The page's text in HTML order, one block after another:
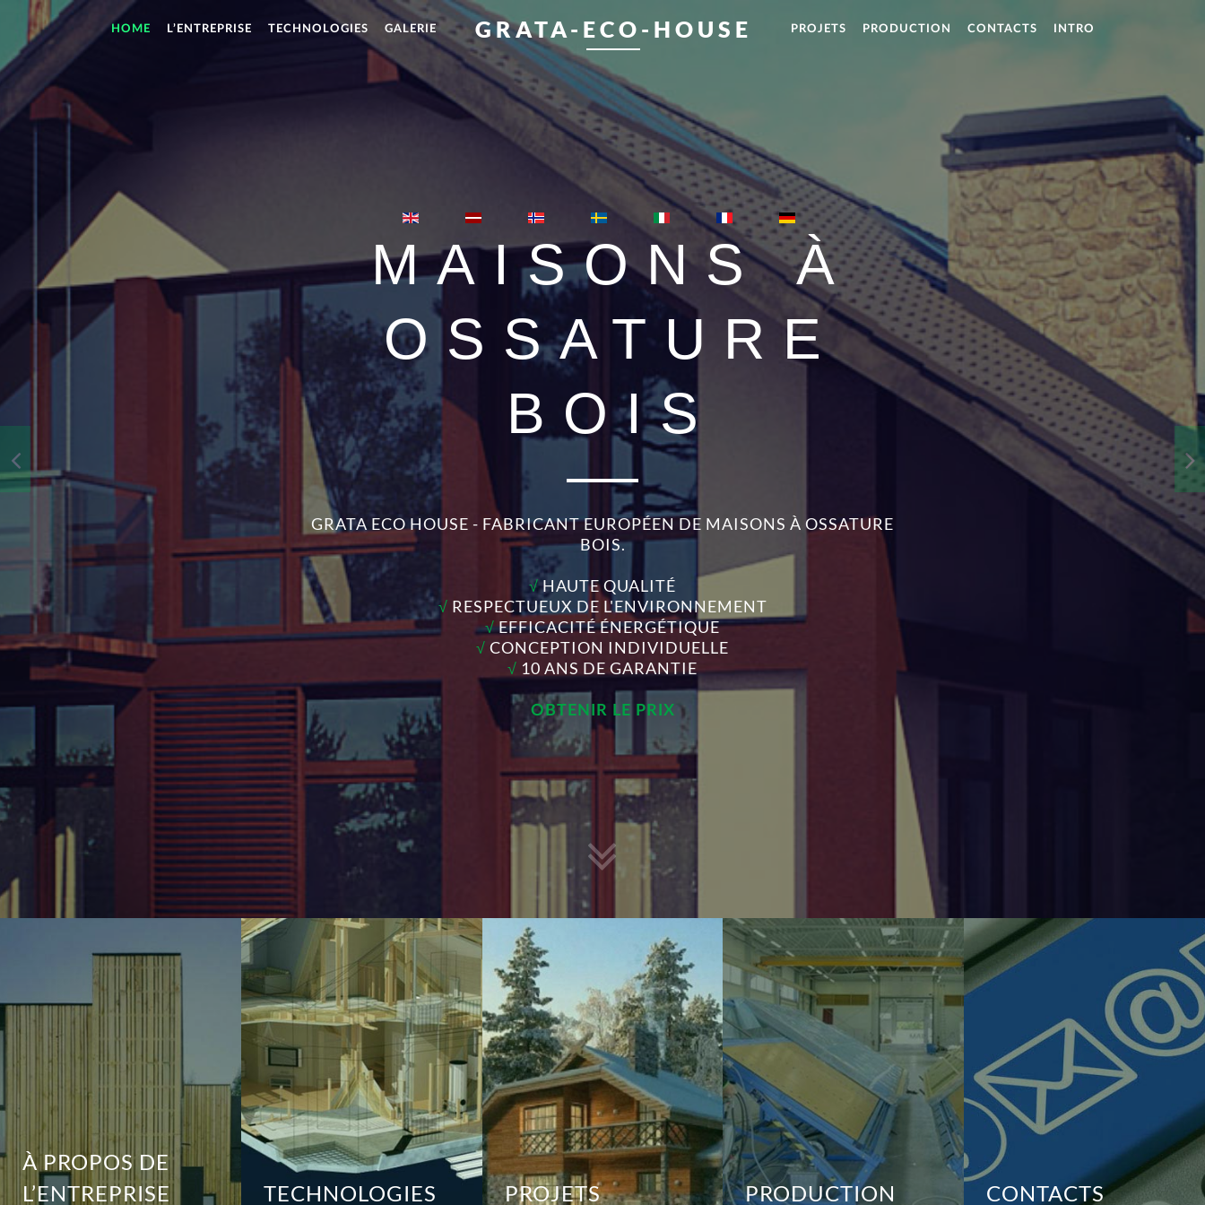
HOME L’ENTREPRISE TECHNOLOGIES GALERIE GRATA-ECO-HOUSE PROJETS PRODUCTION CONTACTS INTRO
MAISONS À
OSSATURE
BOIS
GRATA ECO HOUSE - FABRICANT EUROPÉEN DE MAISONS À OSSATURE
BOIS.
√HAUTE QUALITÉ
√ RESPECTUEUX DE L'ENVIRONNEMENT
√EFFICACITÉ ÉNERGÉTIQUE
√ CONCEPTION INDIVIDUELLE
√ 10 ANS DE GARANTIE
OBTENIR LE PRIX
À PROPOS DE
L’ENTREPRISE
TECHNOLOGIES PROJETS PRODUCTION CONTACTS